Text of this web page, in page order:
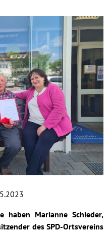
haben Marianne Schieder,
des SPD-Ortsvereins